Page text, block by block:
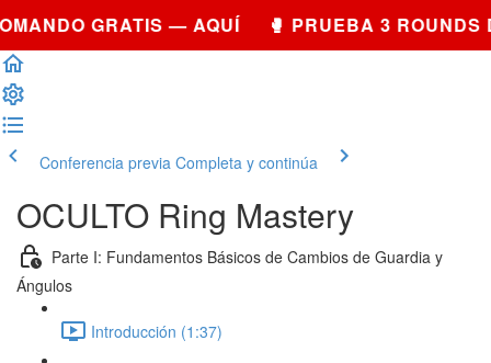
GRATIS — AQUÍ 🥊 PRUEBA 3
Conferencia previa Completa y continúa
OCULTO Ring Mastery
Parte I: Fundamentos Básicos de Cambios de Guardia y
Ángulos
Introducción (1:37)